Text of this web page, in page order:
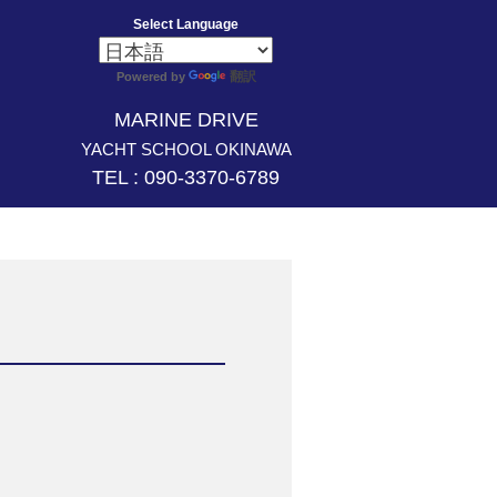
Select Language
Powered by 翻訳
MARINE DRIVE
YACHT SCHOOL OKINAWA
TEL : 090-3370-6789